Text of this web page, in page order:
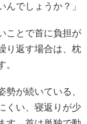
んでしょうか？」
ことで首に負担が
り返す場合は、枕
。
が続いている、
くい、寝返りが少